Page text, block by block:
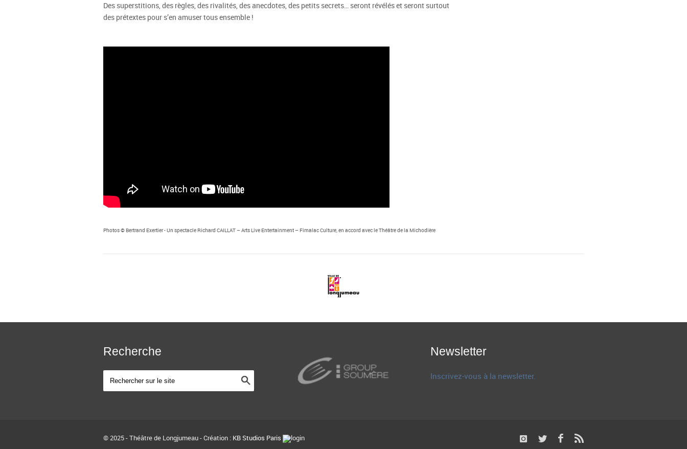
Des superstitions, des règles, des rivalités, des anecdotes, des petits secrets… seront révélés et seront surtout
des prétextes pour s’en amuser tous ensemble !
Photos © Bertrand Exertier - Un spectacle Richard CAILLAT – Arts Live Entertainment – Fimalac Culture, en accord avec le Théâtre de la Michodière
Recherche Newsletter
Inscrivez-vous à la newsletter.
© 2025 - Théâtre de Longjumeau - Création : KB Studios Paris